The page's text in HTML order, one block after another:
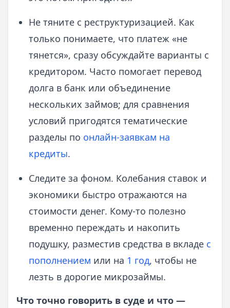
Не тяните с реструктуризацией. Как
только понимаете, что платеж «не
тянется», сразу обсуждайте варианты с
кредитором. Часто помогает перевод
долга в банк или объединение
нескольких займов; для сравнения
условий пригодятся тематические
разделы по онлайн-заявкам на
кредиты.
Следите за фоном. Колебания ставок и
экономики быстро отражаются на
стоимости денег. Кому-то полезно
временно переждать и накопить
подушку, разместив средства в вкладе с
пополнением или на 1 год, чтобы не
лезть в дорогие микрозаймы.
Что точно говорить в суде и что —